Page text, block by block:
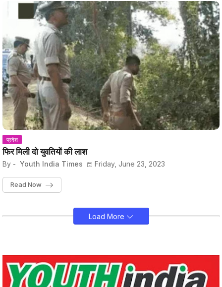
प्रदेश
फिर मिली दो युवतियों की लाश
By - Youth India Times Friday, June 23, 2023
Read Now
Load More